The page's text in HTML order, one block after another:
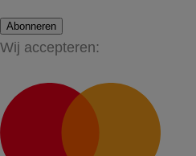
Abonneren
Wij accepteren: